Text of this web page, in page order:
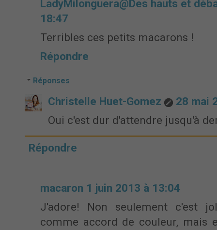
LadyMilonguera@Des hauts et
18:47
Terribles ces petits macarons !
Répondre
Réponses
Christelle Huet-Gomez
28 mai
Oui c'est dur d'attendre jusqu'à
Répondre
macaron 1 juin 2013 à 13:04
J'adore! Non seulement c'est
comme accord de couleur, mais